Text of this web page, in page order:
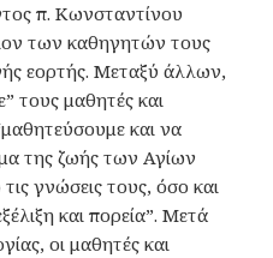
π. Κωνσταντίνου
των καθηγητών τους
εορτής. Μεταξύ άλλων,
τους μαθητές και
και να
της ζωής των Αγίων
γνώσεις τους, όσο και
και πορεία”. Μετά
οι μαθητές και